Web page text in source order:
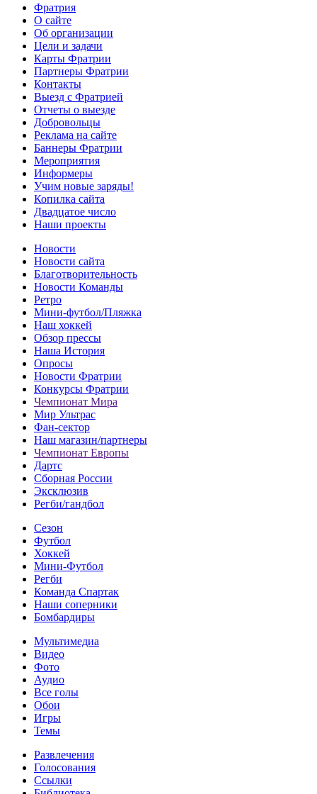
Фратрия
О сайте
Об организации
Цели и задачи
Карты Фратрии
Партнеры Фратрии
Контакты
Выезд с Фратрией
Отчеты о выезде
Добровольцы
Реклама на сайте
Баннеры Фратрии
Мероприятия
Информеры
Учим новые заряды!
Копилка сайта
Двадцатое число
Наши проекты
Новости
Новости сайта
Благотворительность
Новости Команды
Ретро
Мини-футбол/Пляжка
Наш хоккей
Обзор прессы
Наша История
Опросы
Новости Фратрии
Конкурсы Фратрии
Чемпионат Мира
Мир Ультрас
Фан-cектор
Наш магазин/партнеры
Чемпионат Европы
Дартс
Сборная России
Эксклюзив
Регби/гандбол
Сезон
Футбол
Хоккей
Мини-Футбол
Регби
Команда Спартак
Наши соперники
Бомбардиры
Мультимедиа
Видео
Фото
Аудио
Все голы
Обои
Игры
Темы
Развлечения
Голосования
Ссылки